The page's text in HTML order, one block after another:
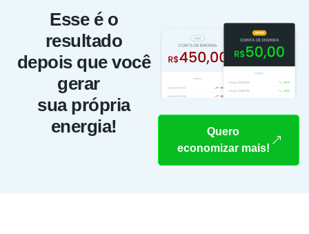
Esse é o
resultado
depois que você
gerar
sua própria
energia!
Quero
economizar mais!